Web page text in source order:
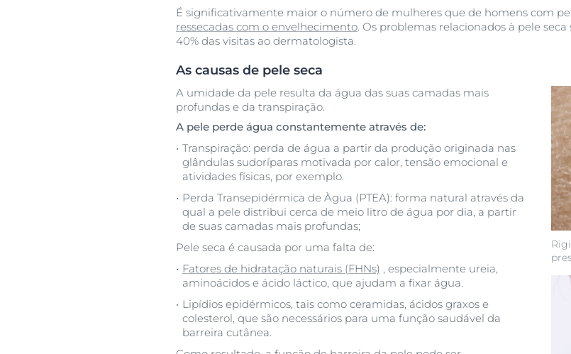
É significativamente maior o número de mulheres que de homens com
ressecadas com o envelhecimento. Os problemas relacionados à pele
40% das visitas ao dermatologista.
As causas de pele seca
A umidade da pele resulta da água das suas camadas mais
profundas e da transpiração.
A pele perde água constantemente através de:
Transpiração: perda de água a partir da produção originada nas
glândulas sudoríparas motivada por calor, tensão emocional e
atividades físicas, por exemplo.
Perda Transepidérmica de Àgua (PTEA): forma natural através da
qual a pele distribui cerca de meio litro de água por dia, a partir
de suas camadas mais profundas;
Pele seca é causada por uma falta de:
Fatores de hidratação naturais (FHNs) , especialmente ureia,
aminoácidos e ácido láctico, que ajudam a fixar água.
Lipídios epidérmicos, tais como ceramidas, ácidos graxos e
colesterol, que são necessários para uma função saudável da
barreira cutânea.